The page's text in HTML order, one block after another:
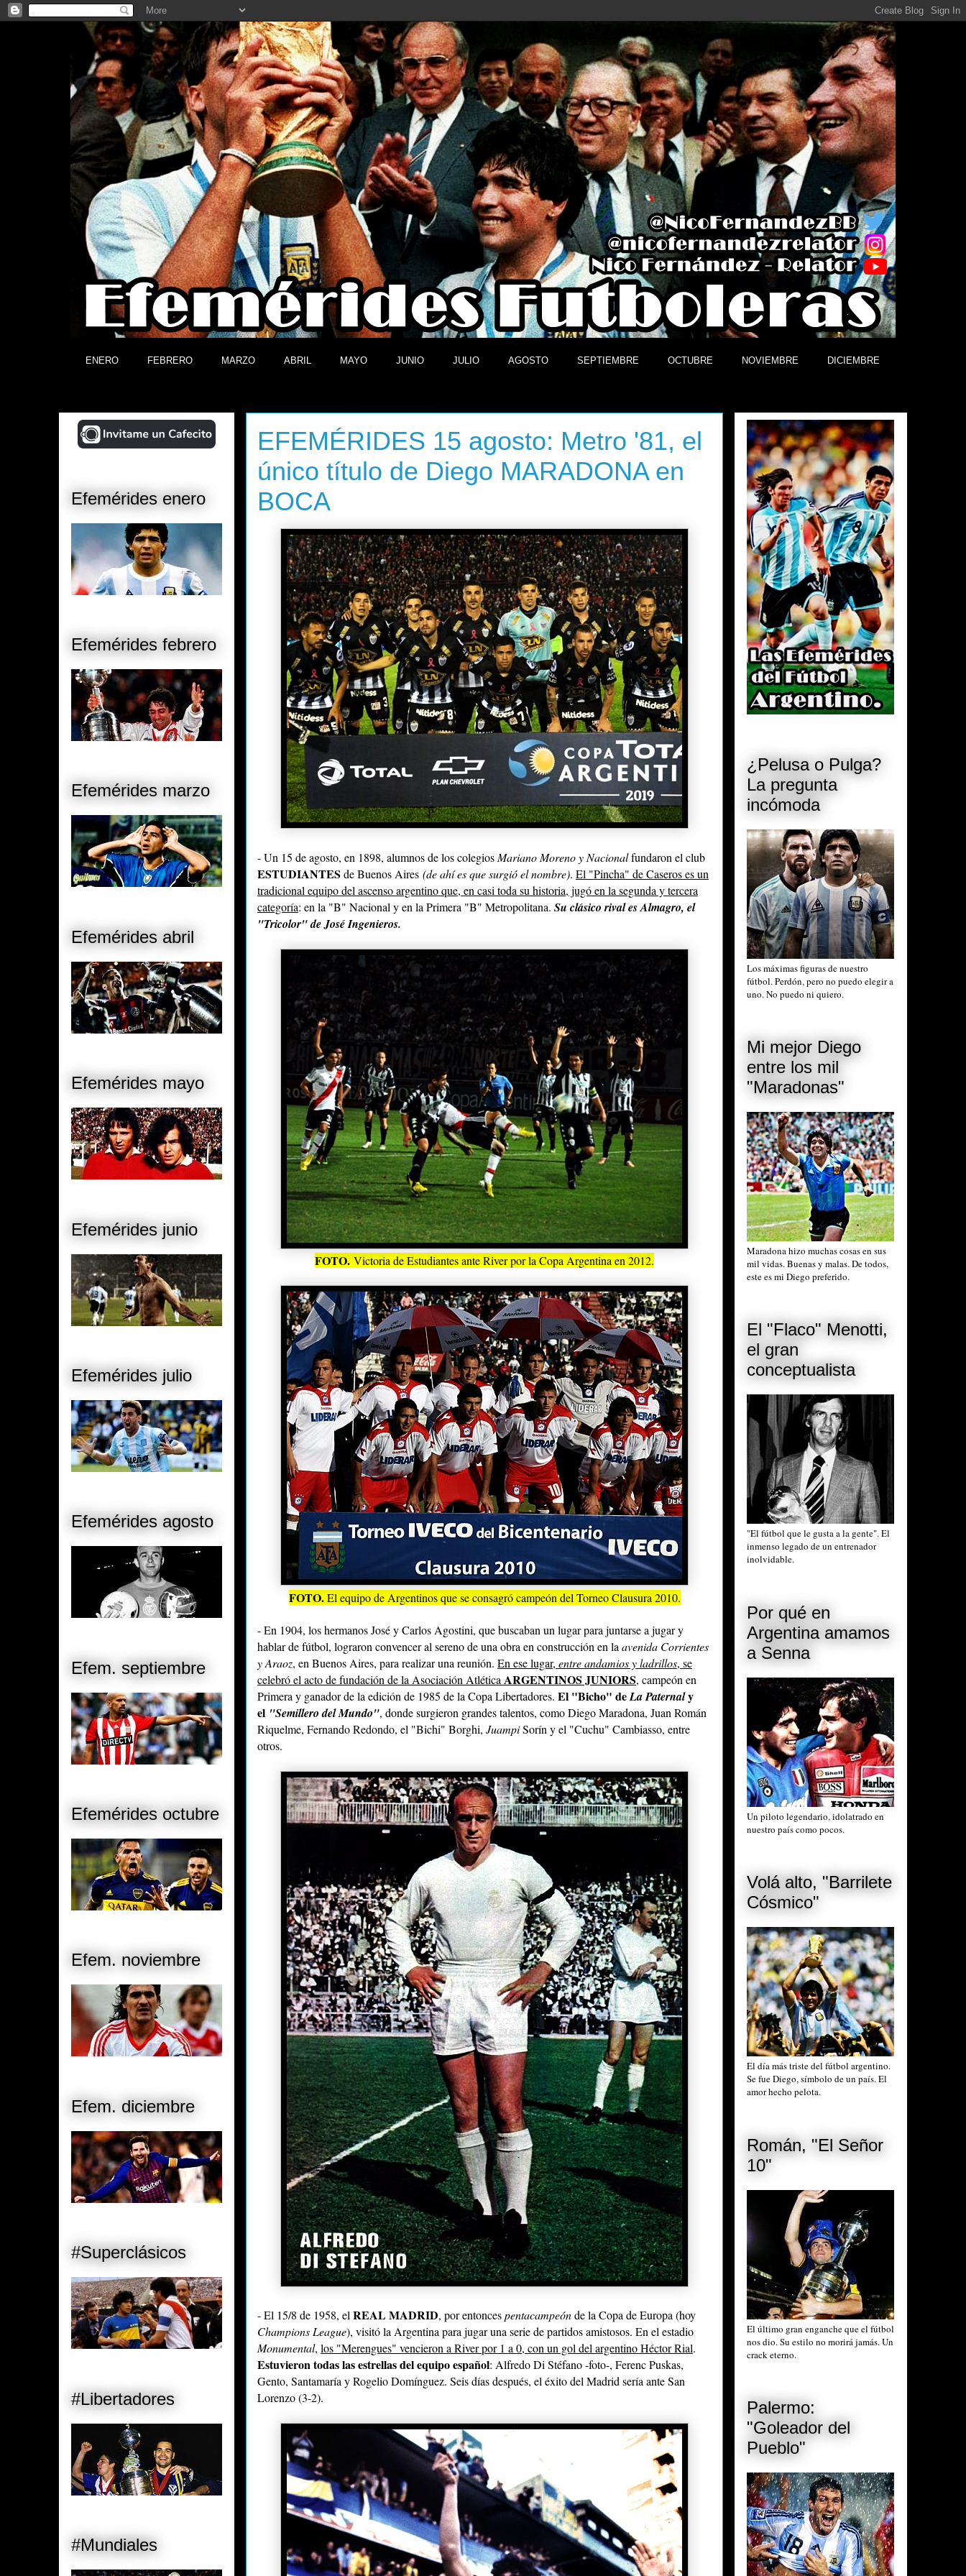
ENERO FEBRERO MARZO ABRIL MAYO JUNIO JULIO AGOSTO SEPTIEMBRE OCTUBRE NOVIEMBRE DICIEMBRE
EFEMÉRIDES 15 agosto: Metro '81, el
único título de Diego MARADONA en
BOCA
- Un 15 de agosto, en 1898, alumnos de los colegios Mariano Moreno y Nacionalfundaron el club
ESTUDIANTES de Buenos Aires (de ahí es que surgió el nombre). El "Pincha" de Caseros es un
tradicional equipo del ascenso argentino que, en casi toda su historia, jugó en la segunda y tercera
categoría: en la "B" Nacional y en la Primera "B" Metropolitana. Su clásico rival esAlmagro, el
"Tricolor" de José Ingenieros.
FOTO. Victoria de Estudiantes ante River por la Copa Argentina en 2012.
FOTO.El equipo de Argentinos que se consagró campeón del Torneo Clausura 2010.
- En 1904, los hermanos José y Carlos Agostini, que buscaban un lugar para juntarse a jugar y
hablar de fútbol, lograron convencer al sereno de una obra en construcción en la avenida Corrientes
y Araoz, en Buenos Aires, para realizar una reunión. En ese lugar, entre andamios y ladrillos, se
celebró el acto de fundación de la Asociación Atlética ARGENTINOS JUNIORS, campeón en
Primera y ganador de la edición de 1985 de la Copa Libertadores. El "Bicho" deLa Paternaly
el "Semillero del Mundo", donde surgieron grandes talentos, como Diego Maradona, Juan Román
Riquelme, Fernando Redondo, el "Bichi" Borghi, JuampiSorín y el "Cuchu" Cambiasso, entre
otros.
- El 15/8 de 1958, el REAL MADRID, por entoncespentacampeónde la Copa de Europa (hoy
Champions League), visitó la Argentina para jugar una serie de partidos amistosos. En el estadio
Monumental, los "Merengues" vencieron a River por 1 a 0, con un gol del argentino Héctor Rial.
Estuvieron todas las estrellas del equipo español: Alfredo Di Stéfano -foto-, Ferenc Puskas,
Gento, Santamaría y Rogelio Domínguez. Seis días después, el éxito del Madrid sería ante San
Lorenzo (3-2).
Efemérides enero
Efemérides febrero
Efemérides marzo
Efemérides abril
Efemérides mayo
Efemérides junio
Efemérides julio
Efemérides agosto
Efem. septiembre
Efemérides octubre
Efem. noviembre
Efem. diciembre
#Superclásicos
#Libertadores
#Mundiales
¿Pelusa o Pulga?
La pregunta
incómoda
Los máximas figuras de nuestro
fútbol. Perdón, pero no puedo elegir a
uno. No puedo ni quiero.
Mi mejor Diego
entre los mil
"Maradonas"
Maradona hizo muchas cosas en sus
mil vidas. Buenas y malas. De todos,
este es mi Diego preferido.
El "Flaco" Menotti,
el gran
conceptualista
"El fútbol que le gusta a la gente". El
inmenso legado de un entrenador
inolvidable.
Por qué en
Argentina amamos
a Senna
Un piloto legendario, idolatrado en
nuestro país como pocos.
Volá alto, "Barrilete
Cósmico"
El día más triste del fútbol argentino.
Se fue Diego, símbolo de un país. El
amor hecho pelota.
Román, "El Señor
10"
El último gran enganche que el fútbol
nos dio. Su estilo no morirá jamás. Un
crack eterno.
Palermo:
"Goleador del
Pueblo"